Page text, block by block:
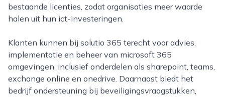
bestaande licenties, zodat organisaties meer waarde
halen uit hun ict-investeringen.
Klanten kunnen bij solutio 365 terecht voor advies,
implementatie en beheer van microsoft 365
omgevingen, inclusief onderdelen als sharepoint, teams,
exchange online en onedrive. Daarnaast biedt het
bedrijf ondersteuning bij beveiligingsvraagstukken,